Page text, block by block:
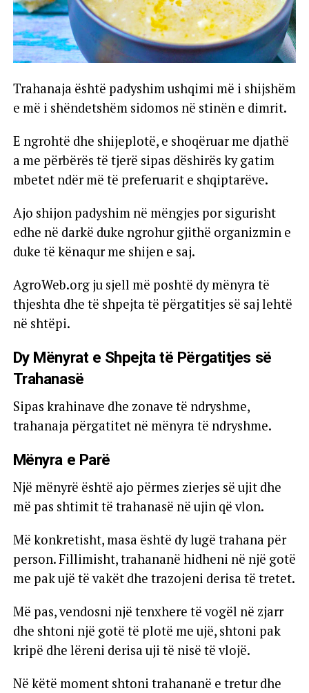
Trahanaja është padyshim ushqimi më i shijshëm
e më i shëndetshëm sidomos në stinën e dimrit.
E ngrohtë dhe shijeplotë, e shoqëruar me djathë
a me përbërës të tjerë sipas dëshirës ky gatim
mbetet ndër më të preferuarit e shqiptarëve.
Ajo shijon padyshim në mëngjes por sigurisht
edhe në darkë duke ngrohur gjithë organizmin e
duke të kënaqur me shijen e saj.
AgroWeb.org ju sjell më poshtë dy mënyra të
thjeshta dhe të shpejta të përgatitjes së saj lehtë
në shtëpi.
Dy Mënyrat e Shpejta të Përgatitjes së
Trahanasë
Sipas krahinave dhe zonave të ndryshme,
trahanaja përgatitet në mënyra të ndryshme.
Mënyra e Parë
Një mënyrë është ajo përmes zierjes së ujit dhe
më pas shtimit të trahanasë në ujin që vlon.
Më konkretisht, masa është dy lugë trahana për
person. Fillimisht, trahananë hidheni në një gotë
me pak ujë të vakët dhe trazojeni derisa të tretet.
Më pas, vendosni një tenxhere të vogël në zjarr
dhe shtoni një gotë të plotë me ujë, shtoni pak
kripë dhe lëreni derisa uji të nisë të vlojë.
Në këtë moment shtoni trahananë e tretur dhe